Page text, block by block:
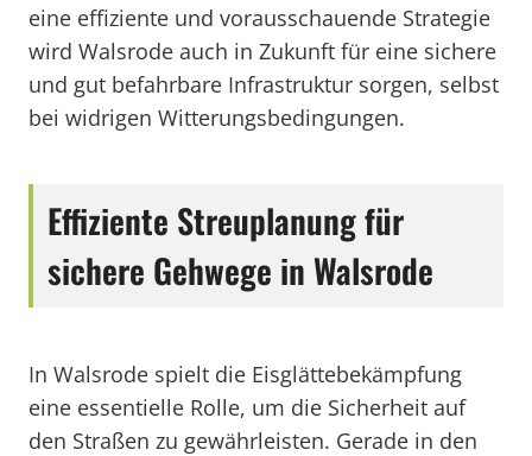
eine effiziente und vorausschauende Strategie
wird Walsrode auch in Zukunft für eine sichere
und gut befahrbare Infrastruktur sorgen, selbst
bei widrigen Witterungsbedingungen.
Effiziente Streuplanung für
sichere Gehwege in Walsrode
In Walsrode spielt die Eisglättebekämpfung
eine essentielle Rolle, um die Sicherheit auf
den Straßen zu gewährleisten. Gerade in den